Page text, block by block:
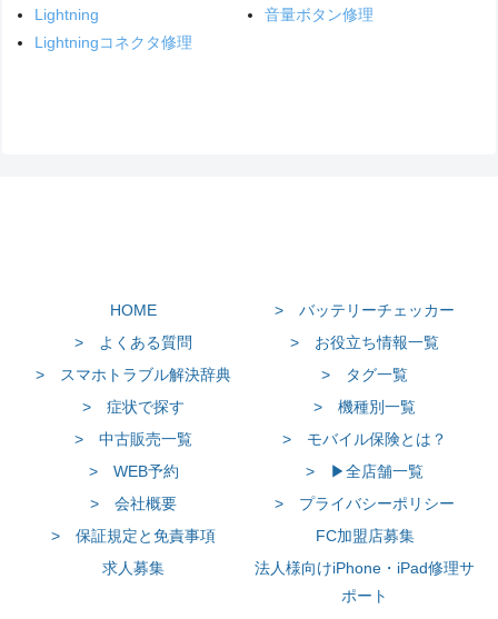
Lightning
Lightningコネクタ修理
音量ボタン修理
HOME
> バッテリーチェッカー
> よくある質問
> お役立ち情報一覧
> スマホトラブル解決辞典
> タグ一覧
> 症状で探す
> 機種別一覧
> 中古販売一覧
> モバイル保険とは？
> WEB予約
> ▶全店舗一覧
> 会社概要
> プライバシーポリシー
> 保証規定と免責事項
FC加盟店募集
求人募集
法人様向けiPhone・iPad修理サ
ポート